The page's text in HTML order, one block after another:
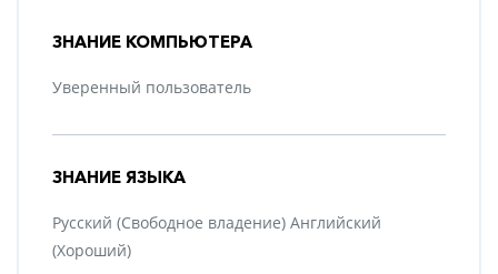
ЗНАНИЕ КОМПЬЮТЕРА
Уверенный пользователь
ЗНАНИЕ ЯЗЫКА
Русский (Свободное владение) Английский
(Хороший)